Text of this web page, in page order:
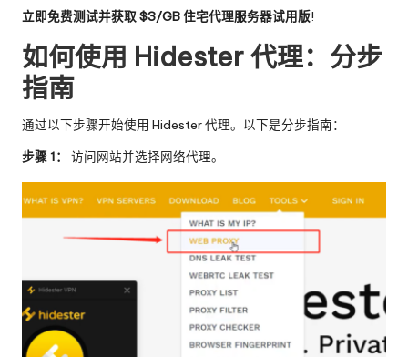
立即免费测试并获取 $3/GB 住宅代理服务器试用版!
如何使用 Hidester 代理：分步
指南
通过以下步骤开始使用 Hidester 代理。以下是分步指南：
步骤 1：
访问网站并选择网络代理。